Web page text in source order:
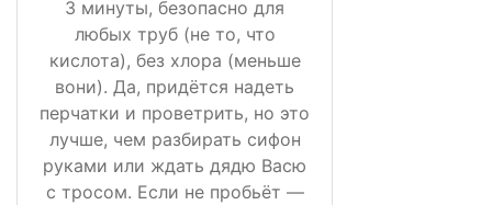
3 минуты, безопасно для
любых труб (не то, что
кислота), без хлора (меньше
вони). Да, придётся надеть
перчатки и проветрить, но это
лучше, чем разбирать сифон
руками или ждать дядю Васю
с тросом. Если не пробьёт —